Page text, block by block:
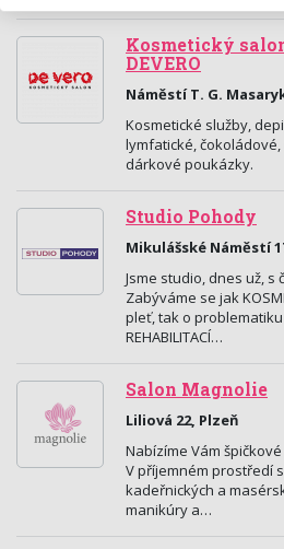
Kosmetický
DEVERO
Náměstí T. G.
Kosmetické služby,
lymfatické,
dárkové poukázky.
Studio Pohody
Mikulášské Náměstí
Jsme studio, dnes už, s
Zabýváme se jak
pleť, tak o problematiku
REHABILITACÍ…
Salon Magnolie
Liliová 22, Plzeň
Nabízíme Vám
V příjemném prostředí
kadeřnických a
manikúry a…